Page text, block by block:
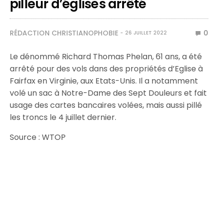
pilleur d’églises arrêté
RÉDACTION CHRISTIANOPHOBIE 26 JUILLET 2022 0
Le dénommé Richard Thomas Phelan, 61 ans, a été
arrêté pour des vols dans des propriétés d’Eglise à
Fairfax en Virginie, aux Etats-Unis. Il a notamment
volé un sac à Notre-Dame des Sept Douleurs et fait
usage des cartes bancaires volées, mais aussi pillé
les troncs le 4 juillet dernier.
Source : WTOP